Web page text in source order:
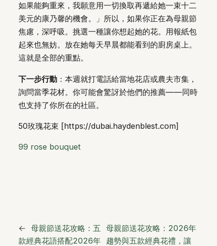
如果能夠重來，我願意用一切換取再遞給她一束十二
美元的康乃馨的機會。」所以，如果你正在為母親節
焦慮，深呼吸。挑選一種讓你想起她的花。用報紙包
起來也無妨。放在她每天早晨都能看到的廚房桌上。
這就是全部的重點。
下一步行動 ：本週就打電話給當地花店或農夫市集，
詢問當季花材。你可能會驚訝於他們的推薦——同時
也支持了你所在的社區。
50玫瑰花束 [https://dubai.haydenblest.com]
99 rose bouquet
← 母親節送花攻略：五
款經典花語搭配2026年
母親節送花攻略：2026年
趨勢與五款經典花禮，讓